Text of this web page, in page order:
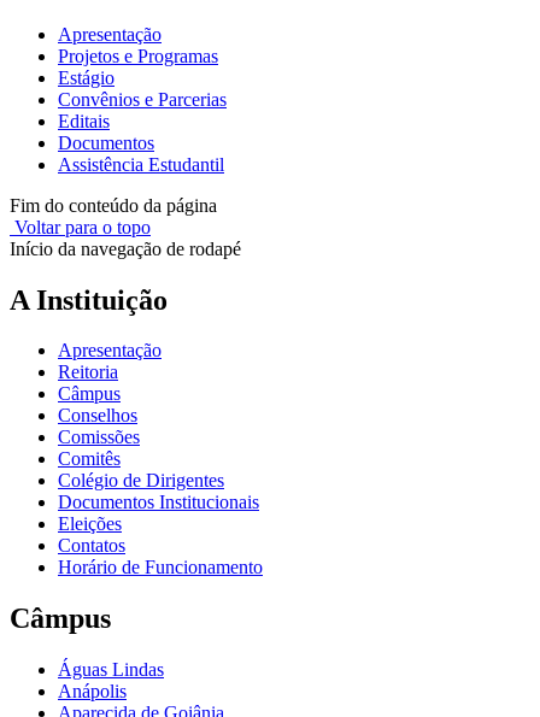
Apresentação
Projetos e Programas
Estágio
Convênios e Parcerias
Editais
Documentos
Assistência Estudantil
Fim do conteúdo da página
Voltar para o topo
Início da navegação de rodapé
A Instituição
Apresentação
Reitoria
Câmpus
Conselhos
Comissões
Comitês
Colégio de Dirigentes
Documentos Institucionais
Eleições
Contatos
Horário de Funcionamento
Câmpus
Águas Lindas
Anápolis